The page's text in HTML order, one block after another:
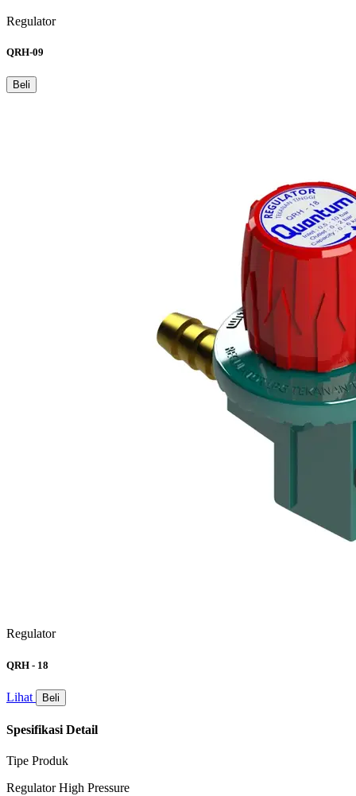
Regulator
QRH-09
Beli
Regulator
QRH - 18
Lihat Beli
Spesifikasi Detail
Tipe Produk
Regulator High Pressure